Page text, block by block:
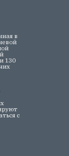
в
130
с